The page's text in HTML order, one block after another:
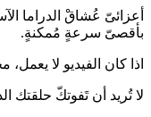
بأقصىّ سرعةٍ مُمكنةٍ.
اذا كان الفيديو لا
لا تُريد أن تَفوتكّ حلقتك